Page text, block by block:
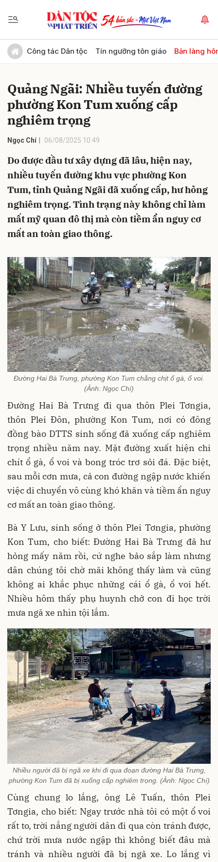
Công tác Dân tộc Tín ngưỡng tôn giáo Bản làng
Quảng Ngãi: Nhiều tuyến đường
phường Kon Tum xuống cấp
nghiêm trọng
Ngọc Chí 06/08/2025 10:49
Do được đầu tư xây dựng đã lâu, hiện nay,
nhiều tuyến đường khu vực phường Kon
Tum, tỉnh Quảng Ngãi đã xuống cấp, hư hỏng
nghiêm trọng. Tình trạng này không chỉ làm
mất mỹ quan đô thị mà còn tiềm ẩn nguy cơ
mất an toàn giao thông.
Đường Hai Bà Trưng, phường Kon Tum chằng chịt ổ gà, ổ voi.
(Ảnh: Ngọc Chí)
Đường Hai Bà Trưng đi qua thôn Plei Tơngia,
thôn Plei Đôn, phường Kon Tum, nơi có đông
đồng bào DTTS sinh sống đã xuống cấp nghiêm
trọng nhiều năm nay. Mặt đường xuất hiện chi
chít ổ gà, ổ voi và bong tróc trơ sỏi đá. Đặc biệt,
sau mỗi cơn mưa, cả con đường ngập nước khiến
việc di chuyển vô cùng khó khăn và tiềm ẩn nguy
cơ mất an toàn giao thông.
Bà Y Lưu, sinh sống ở thôn Plei Tơngia, phường
Kon Tum, cho biết: Đường Hai Bà Trưng đã hư
hỏng mấy năm rồi, cứ nghe bảo sắp làm nhưng
dân chúng tôi chờ mãi không thấy làm và cũng
không ai khắc phục những cái ổ gà, ổ voi hết.
Nhiều hôm thấy phụ huynh chở con đi học trời
mưa ngã xe nhìn tội lắm.
Nhiều người đã bị ngã xe khi đi qua đoạn đường Hai Bà Trưng,
phường Kon Tum đã bị xuống cấp nghiêm trọng. (Ảnh: Ngọc Chí)
Cùng chung lo lắng, ông Lê Tuấn, thôn Plei
Tơngia, cho biết: Ngay trước nhà tôi có một ổ voi
rất to, trời nắng người dân đi qua còn tránh được,
chứ trời mưa nước ngập thì không biết đâu mà
tránh và nhiều người đã bị ngã xe. Lo lắng vì
Gửi bình luận